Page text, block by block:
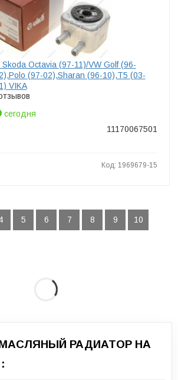
Octavia (97-11)/VW Golf (96-
(97-02),Sharan (96-10),T5 (03-
VIKA
сегодня
11170067501
Код: 1969679-15
5 6 7 8 9 10
РАДИАТОР НА